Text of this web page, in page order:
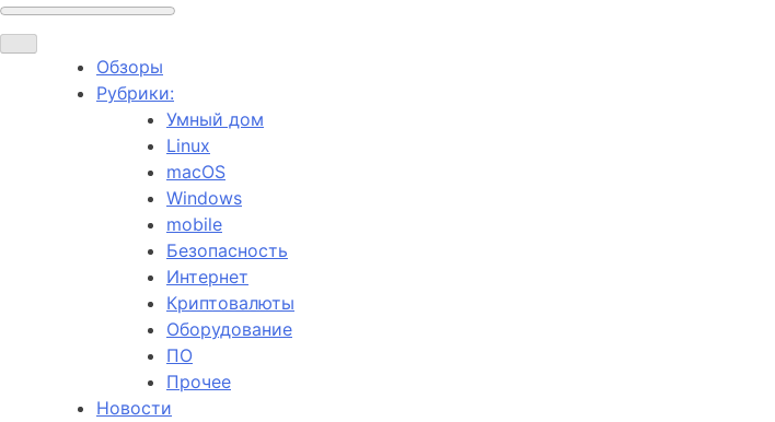
Обзоры
Рубрики:
Умный дом
Linux
macOS
Windows
mobile
Безопасность
Интернет
Криптовалюты
Оборудование
ПО
Прочее
Новости